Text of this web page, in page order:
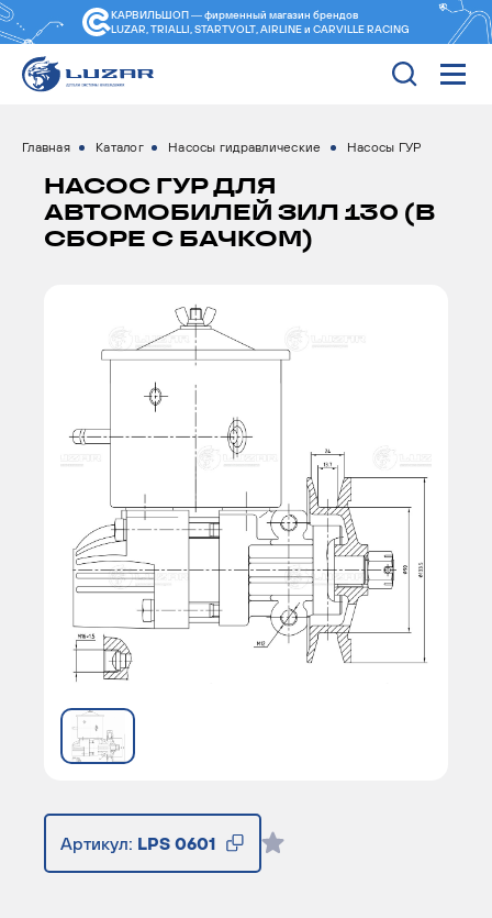
КАРВИЛЬШОП — фирменный магазин брендов
LUZAR, TRIALLI, STARTVOLT, AIRLINE и CARVILLE RACING
Главная Каталог Насосы гидравлические Насосы ГУР
НАСОС ГУР ДЛЯ
АВТОМОБИЛЕЙ ЗИЛ 130 (В
СБОРЕ С БАЧКОМ)
Артикул: LPS 0601